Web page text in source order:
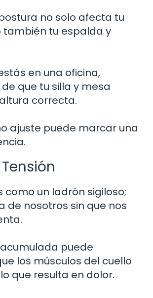
no solo afecta tu
también tu espalda y
en una oficina,
que tu silla y mesa
correcta.
ajuste puede marcar una
como un ladrón sigiloso;
de nosotros sin que nos
puede
los músculos del cuello
que resulta en dolor.